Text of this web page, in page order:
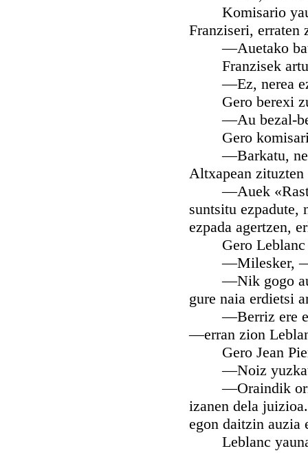
Komisario
Franziseri, erraten
—Auetako bat
Franzisek artu
—Ez, nerea
Gero berexi
—Au bezal-
Gero
—Barkatu, nere
Altxapean
—Auek
suntsitu ezpadute,
ezpada agertzen,
Gero Leblanc
—Milesker,
—Nik gogo
gure naia erdietsi
—Berriz ere
—erran zion
Gero Jean
—Noiz yuzkatu
—Oraindik ori
izanen dela
egon daitzin auzia
Leblanc yaunak